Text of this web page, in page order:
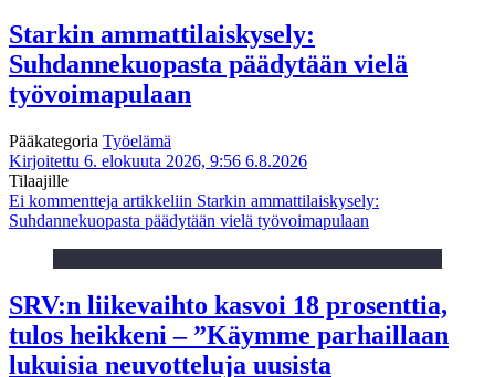
Starkin ammattilaiskysely:
Suhdannekuopasta päädytään vielä
työvoimapulaan
Pääkategoria Työelämä
Kirjoitettu 6. elokuuta 2026, 9:56 6.8.2026
Tilaajille
Ei kommentteja artikkeliin Starkin ammattilaiskysely:
Suhdannekuopasta päädytään vielä työvoimapulaan
SRV:n liikevaihto kasvoi 18 prosenttia,
tulos heikkeni – ”Käymme parhaillaan
lukuisia neuvotteluja uusista